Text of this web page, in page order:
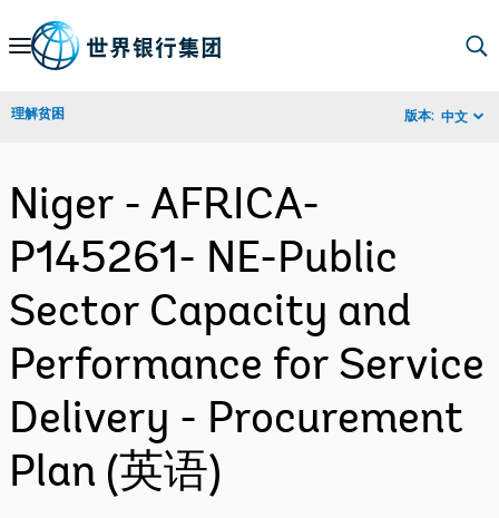
Skip
Navigation
理解贫困 版本: 中文
Niger - AFRICA-
P145261- NE-Public
Sector Capacity and
Performance for Service
Delivery - Procurement
Plan (英语)